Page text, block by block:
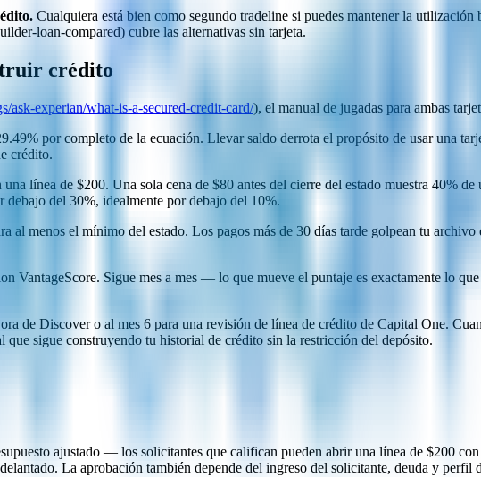
Cualquiera está bien como segundo tradeline si puedes mantener la utilización
loan-compared) cubre las alternativas sin tarjeta.
crédito
ask-experian/what-is-a-secured-credit-card/), el manual de jugadas para ambas
por completo de la ecuación. Llevar saldo derrota el propósito de usar una
crédito.
línea de $200. Una sola cena de $80 antes del cierre del estado muestra 40%
debajo del 30%, idealmente por debajo del 10%.
al menos el mínimo del estado. Los pagos más de 30 días tarde golpean tu
VantageScore. Sigue mes a mes — lo que mueve el puntaje es exactamente lo
de Discover o al mes 6 para una revisión de línea de crédito de Capital One.
sigue construyendo tu historial de crédito sin la restricción del depósito.
ajustado — los solicitantes que califican pueden abrir una línea de $200
La aprobación también depende del ingreso del solicitante, deuda y perfil